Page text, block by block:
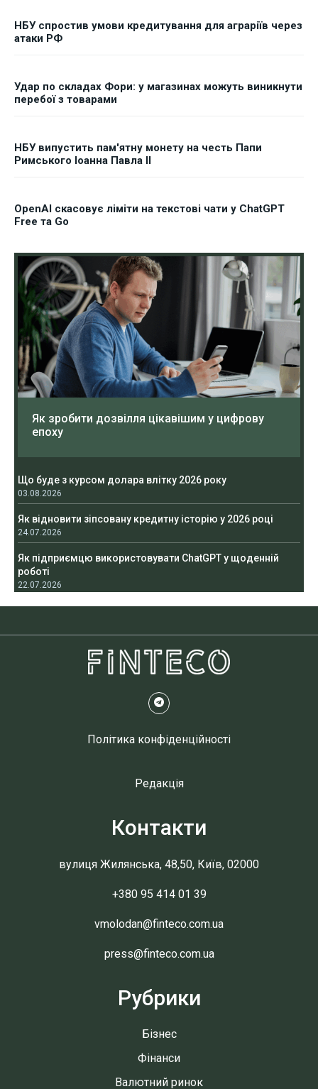
НБУ спростив умови кредитування для аграріїв через
атаки РФ
Удар по складах Фори: у магазинах можуть виникнути
перебої з товарами
НБУ випустить пам'ятну монету на честь Папи
Римського Іоанна Павла II
OpenAI скасовує ліміти на текстові чати у ChatGPT
Free та Go
Як зробити дозвілля цікавішим у цифрову
епоху
Що буде з курсом долара влітку 2026 року
03.08.2026
Як відновити зіпсовану кредитну історію у 2026 році
24.07.2026
Як підприємцю використовувати ChatGPT у щоденній
роботі
22.07.2026
Політика конфіденційності
Редакція
Контакти
вулиця Жилянська, 48,50, Київ, 02000
+380 95 414 01 39
vmolodan@finteco.com.ua
press@finteco.com.ua
Рубрики
Бізнес
Фінанси
Валютний ринок